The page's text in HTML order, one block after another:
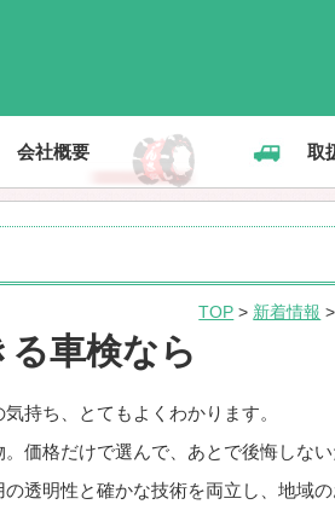
会社概要 取
TOP > 新着情報 >
車検なら
持ち、とてもよくわかります。
価格だけで選んで、あとで後悔しない
透明性と確かな技術を両立し、地域の